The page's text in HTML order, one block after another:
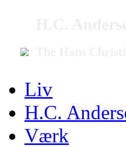
Liv
H.C.
Værk